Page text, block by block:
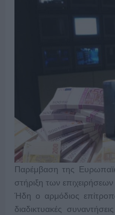
Παρέμβαση της
στήριξη των
Ήδη ο αρμόδιος
διαδικτυακές